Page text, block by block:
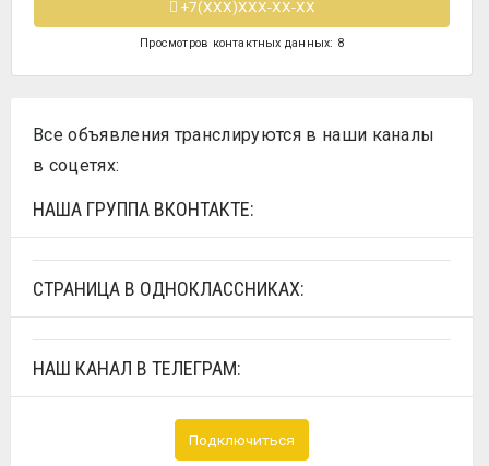
+7(XXX)XXX-XX-XX
Просмотров контактных данных: 8
Все объявления транслируются в наши каналы
в соцетях:
НАША ГРУППА ВКОНТАКТЕ:
СТРАНИЦА В ОДНОКЛАССНИКАХ:
НАШ КАНАЛ В ТЕЛЕГРАМ:
Подключиться